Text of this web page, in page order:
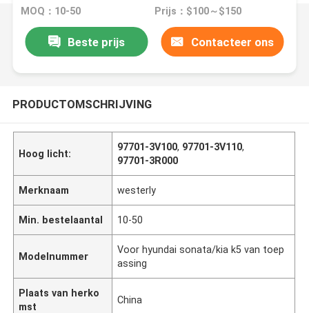
MOQ：10-50 Prijs：$100～$150
Beste prijs Contacteer ons
PRODUCTOMSCHRIJVING
Hoog licht:
97701-3V100, 97701-3V110,
97701-3R000
Merknaam westerly
Min. bestelaantal 10-50
Modelnummer
Voor hyundai sonata/kia k5 van toep
assing
Plaats van herko
mst
China